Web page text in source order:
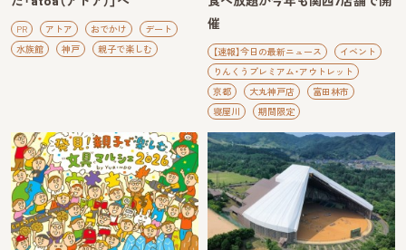
PR アトア おでかけ
デート
水族館
神戸 親子で楽しむ
催
【速報】今日の最新ニュース
イベント
りんくうプレミアム・アウトレット
京都
大丸神戸店
富田林市
寝屋川
期間限定